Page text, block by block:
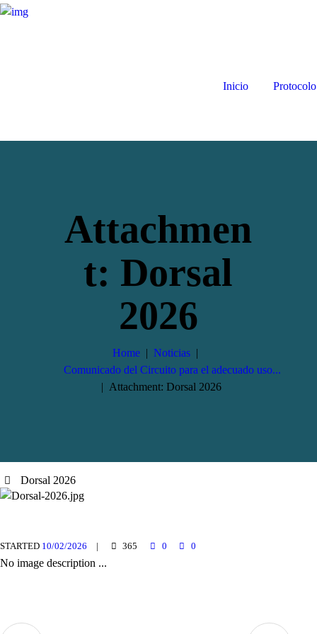
Inicio
Attachmen
t: Dorsal
2026
Home
Noticias
Comunicado del Circuito para el adecuado uso...
Attachment: Dorsal 2026
Dorsal 2026
STARTED 10/02/2026 365 0 0
No image description ...